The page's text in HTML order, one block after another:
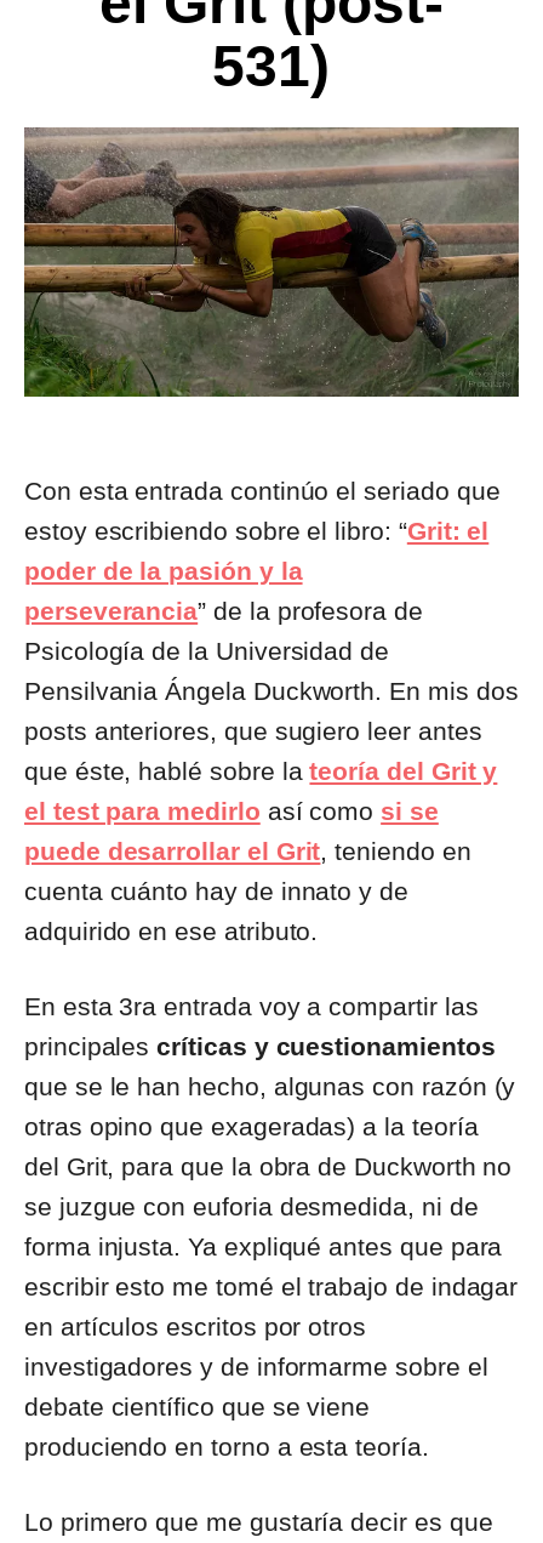
531)
Con esta entrada continúo el seriado que
estoy escribiendo sobre el libro: “Grit: el
poder de la pasión y la
perseverancia” de la profesora de
Psicología de la Universidad de
Pensilvania Ángela Duckworth. En mis dos
posts anteriores, que sugiero leer antes
que éste, hablé sobre lateoría del Grit y
el test para medirlo así como si se
puede desarrollar el Grit, teniendo en
cuenta cuánto hay de innato y de
adquirido en ese atributo.
En esta 3ra entrada voy a compartir las
principalescríticas y cuestionamientos
que se le han hecho, algunas con razón (y
otras opino que exageradas) a la teoría
del Grit, para que la obra de Duckworth no
se juzgue con euforia desmedida, ni de
forma injusta. Ya expliqué antes que para
escribir esto me tomé el trabajo de indagar
en artículos escritos por otros
investigadores y de informarme sobre el
debate científico que se viene
produciendo en torno a esta teoría.
Lo primero que me gustaría decir es que